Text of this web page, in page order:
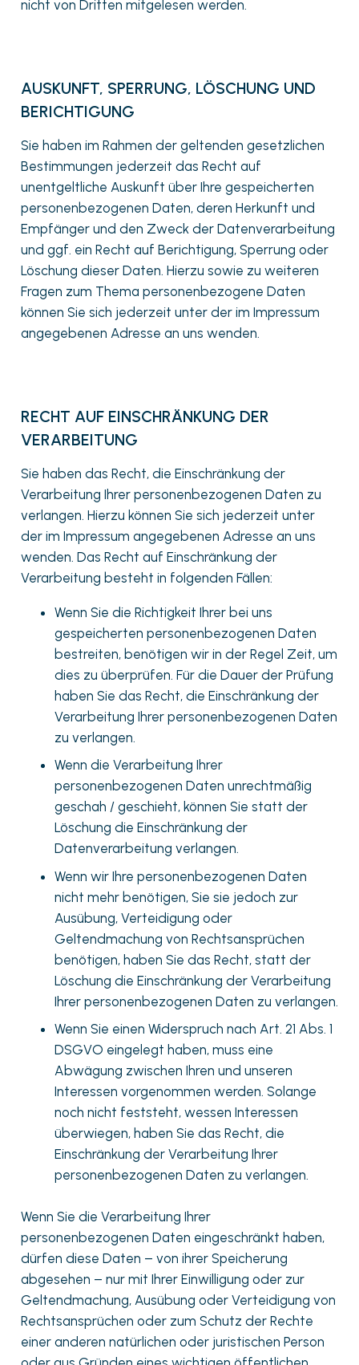
nicht von Dritten mitgelesen werden.
AUSKUNFT, SPERRUNG, LÖSCHUNG UND
BERICHTIGUNG
Sie haben im Rahmen der geltenden gesetzlichen
Bestimmungen jederzeit das Recht auf
unentgeltliche Auskunft über Ihre gespeicherten
personenbezogenen Daten, deren Herkunft und
Empfänger und den Zweck der Datenverarbeitung
und ggf. ein Recht auf Berichtigung, Sperrung oder
Löschung dieser Daten. Hierzu sowie zu weiteren
Fragen zum Thema personenbezogene Daten
können Sie sich jederzeit unter der im Impressum
angegebenen Adresse an uns wenden.
RECHT AUF EINSCHRÄNKUNG DER
VERARBEITUNG
Sie haben das Recht, die Einschränkung der
Verarbeitung Ihrer personenbezogenen Daten zu
verlangen. Hierzu können Sie sich jederzeit unter
der im Impressum angegebenen Adresse an uns
wenden. Das Recht auf Einschränkung der
Verarbeitung besteht in folgenden Fällen:
Wenn Sie die Richtigkeit Ihrer bei uns
gespeicherten personenbezogenen Daten
bestreiten, benötigen wir in der Regel Zeit, um
dies zu überprüfen. Für die Dauer der Prüfung
haben Sie das Recht, die Einschränkung der
Verarbeitung Ihrer personenbezogenen Daten
zu verlangen.
Wenn die Verarbeitung Ihrer
personenbezogenen Daten unrechtmäßig
geschah / geschieht, können Sie statt der
Löschung die Einschränkung der
Datenverarbeitung verlangen.
Wenn wir Ihre personenbezogenen Daten
nicht mehr benötigen, Sie sie jedoch zur
Ausübung, Verteidigung oder
Geltendmachung von Rechtsansprüchen
benötigen, haben Sie das Recht, statt der
Löschung die Einschränkung der Verarbeitung
Ihrer personenbezogenen Daten zu verlangen.
Wenn Sie einen Widerspruch nach Art. 21 Abs. 1
DSGVO eingelegt haben, muss eine
Abwägung zwischen Ihren und unseren
Interessen vorgenommen werden. Solange
noch nicht feststeht, wessen Interessen
überwiegen, haben Sie das Recht, die
Einschränkung der Verarbeitung Ihrer
personenbezogenen Daten zu verlangen.
Wenn Sie die Verarbeitung Ihrer
personenbezogenen Daten eingeschränkt haben,
dürfen diese Daten – von ihrer Speicherung
abgesehen – nur mit Ihrer Einwilligung oder zur
Geltendmachung, Ausübung oder Verteidigung von
Rechtsansprüchen oder zum Schutz der Rechte
einer anderen natürlichen oder juristischen Person